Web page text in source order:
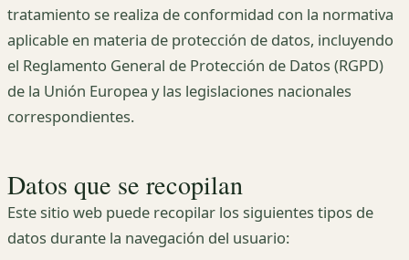
tratamiento se realiza de conformidad con la normativa
aplicable en materia de protección de datos, incluyendo
el Reglamento General de Protección de Datos (RGPD)
de la Unión Europea y las legislaciones nacionales
correspondientes.
Datos que se recopilan
Este sitio web puede recopilar los siguientes tipos de
datos durante la navegación del usuario: